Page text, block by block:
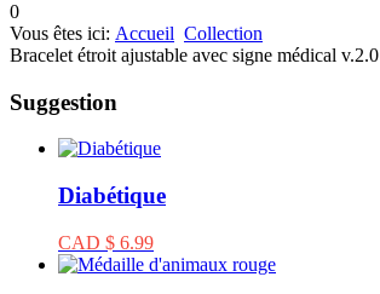
0
Vous êtes ici: Accueil Collection
Bracelet étroit ajustable avec signe médical v.2.0
Suggestion
Diabétique
CAD $ 6.99